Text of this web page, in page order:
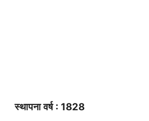
स्थापना वर्ष : 1828